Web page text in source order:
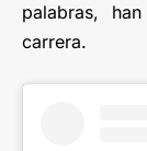
palabras,
carrera.